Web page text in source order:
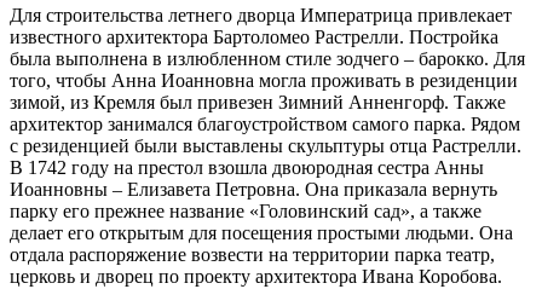
Для строительства летнего дворца Императрица привлекает
известного архитектора Бартоломео Растрелли. Постройка
была выполнена в излюбленном стиле зодчего – барокко. Для
того, чтобы Анна Иоанновна могла проживать в резиденции
зимой, из Кремля был привезен Зимний Анненгорф. Также
архитектор занимался благоустройством самого парка. Рядом
с резиденцией были выставлены скульптуры отца Растрелли.
В 1742 году на престол взошла двоюродная сестра Анны
Иоанновны – Елизавета Петровна. Она приказала вернуть
парку его прежнее название «Головинский сад», а также
делает его открытым для посещения простыми людьми. Она
отдала распоряжение возвести на территории парка театр,
церковь и дворец по проекту архитектора Ивана Коробова.